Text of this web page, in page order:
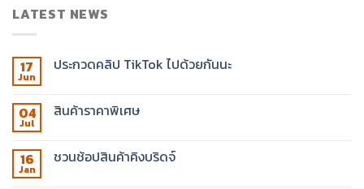
LATEST NEWS
17
Jun
ประกวดคลิป TikTok ไปด้วยกันนะ
04
Jul
สินค้าราคาพิเศษ
16
Jan
ชวนช้อปสินค้าคิงบริดจ์